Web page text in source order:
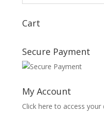
Cart
Secure Payment
My Account
Click here to access your